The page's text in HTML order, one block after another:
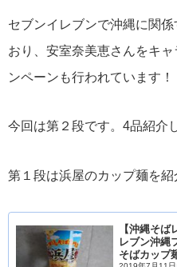
セブンイレブンで沖縄に関
おり、安室奈美恵さんをキ
ンペーンも行われています！
今回は第２段です。4品紹介
第１段は浜屋のカップ麺を紹
【沖縄そ
レブン沖縄
そばカップ